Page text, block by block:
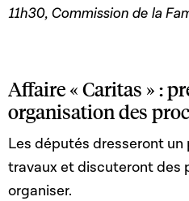
11h30, Commission de la
Affaire « Caritas » :
organisation des
Les députés dresseront un
travaux et discuteront des
organiser.